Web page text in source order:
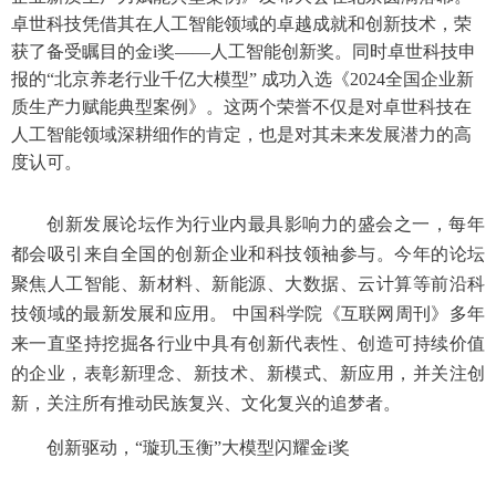
卓世科技凭借其在人工智能领域的卓越成就和创新技术，荣
获了备受瞩目的金i奖——人工智能创新奖。同时卓世科技申
报的“北京养老行业千亿大模型” 成功入选《2024全国企业新
质生产力赋能典型案例》。这两个荣誉不仅是对卓世科技在
人工智能领域深耕细作的肯定，也是对其未来发展潜力的高
度认可。
创新发展论坛作为行业内最具影响力的盛会之一，每年
都会吸引来自全国的创新企业和科技领袖参与。今年的论坛
聚焦人工智能、新材料、新能源、大数据、云计算等前沿科
技领域的最新发展和应用。 中国科学院《互联网周刊》多年
来一直坚持挖掘各行业中具有创新代表性、创造可持续价值
的企业，表彰新理念、新技术、新模式、新应用，并关注创
新，关注所有推动民族复兴、文化复兴的追梦者。
创新驱动，“璇玑玉衡”大模型闪耀金i奖